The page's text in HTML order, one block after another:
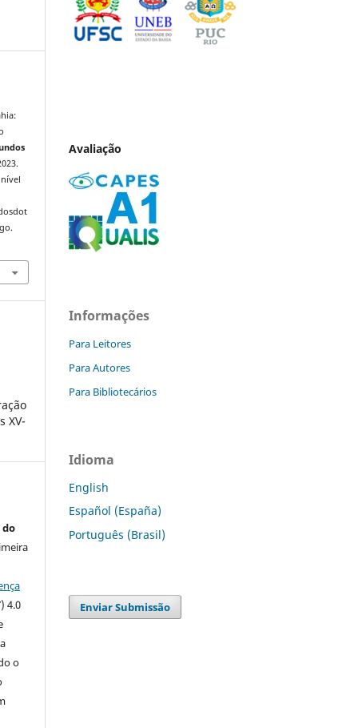
XV-
do
4.0
o
Avaliação
Informações
Para Leitores
Para Autores
Para Bibliotecários
Idioma
English
Español (España)
Português (Brasil)
Enviar Submissão